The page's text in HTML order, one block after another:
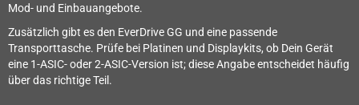
Mod- und Einbauangebote.
Zusätzlich gibt es den EverDrive GG und eine passende
Transporttasche. Prüfe bei Platinen und Displaykits, ob Dein Gerät
eine 1-ASIC- oder 2-ASIC-Version ist; diese Angabe entscheidet häufig
über das richtige Teil.